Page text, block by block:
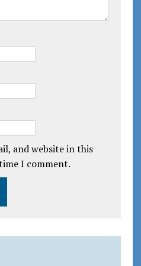
and website in this
I comment.